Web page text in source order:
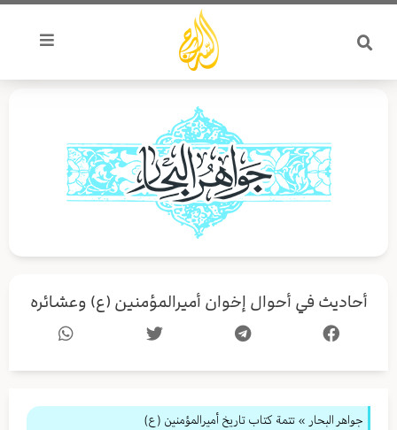
تخطي
المحتوى
أحاديث في أحوال إخوان أميرالمؤمنين (ع) وعشائره
جواهر البحار » تتمة كتاب تاريخ أميرالمؤمنين (ع)